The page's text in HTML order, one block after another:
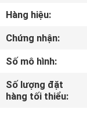
VIDEO
VỀ
CHÚNG
TÔI
Hàng hiệu:
Chứng nhận:
Số mô hình:
Số lượng đặt
hàng tối thiểu: